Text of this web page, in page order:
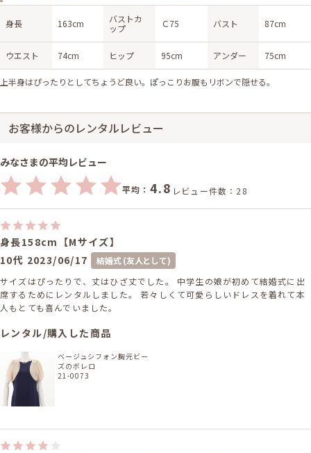
身長 163cm
バストカ
ップ
Ｃ75 バスト 87cm
ウエスト 74cm ヒップ 95cm アンダー 75cm
上半身はぴったりとしてちょうど良い。ぽっこりお腹もリボンで隠せる。
お客様からのレンタルレビュー
みなさまの平均レビュー
平均： 4.8 レビュー件数：28
身長158cm【Mサイズ】
10代 2023/06/17
結婚式 (友人として)
サイズはぴったりで、丈はひざ丈でした。 中学生の娘が初めて結婚式に出
席するためにレンタルしました。 若々しくて可愛らしいドレスを着れて本
人もとても喜んでいました。
レンタル/購入した商品
ベージュシフォン胸元ビー
ズのボレロ
21-0073